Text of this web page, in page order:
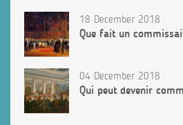
18 December 2018
Que fait un
04 December 2018
Qui peut devenir